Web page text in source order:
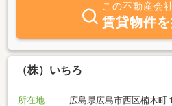
この不動産会
賃貸物件
（株）いちろ
所在地
広島県広島市西区楠木町